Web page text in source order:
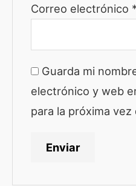
Correo electrónico *
Guarda mi
electrónico y web
para la próxima